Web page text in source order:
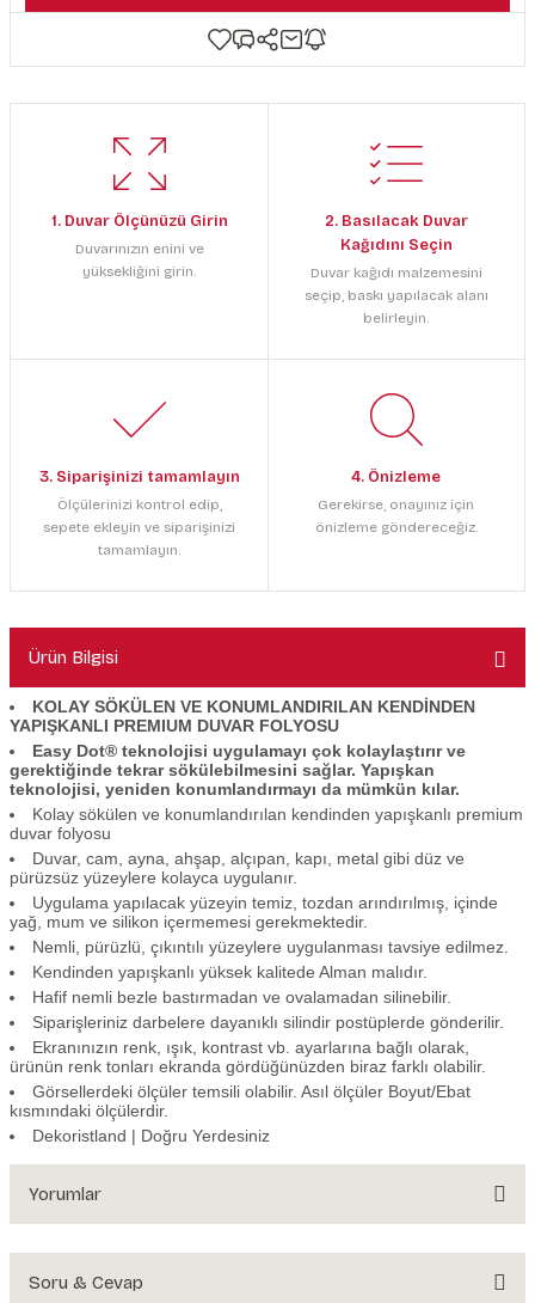
1. Duvar Ölçünüzü Girin
Duvarınızın enini ve
yüksekliğini girin.
2. Basılacak Duvar
Kağıdını Seçin
Duvar kağıdı malzemesini
seçip, baskı yapılacak alanı
belirleyin.
3. Siparişinizi tamamlayın
Ölçülerinizi kontrol edip,
sepete ekleyin ve siparişinizi
tamamlayın.
4. Önizleme
Gerekirse, onayınız için
önizleme göndereceğiz.
Ürün Bilgisi
KOLAY SÖKÜLEN VE KONUMLANDIRILAN KENDİNDEN
YAPIŞKANLI PREMIUM DUVAR FOLYOSU
Easy Dot® teknolojisi uygulamayı çok kolaylaştırır ve
gerektiğinde tekrar sökülebilmesini sağlar. Yapışkan
teknolojisi, yeniden konumlandırmayı da mümkün kılar.
Kolay sökülen ve konumlandırılan kendinden yapışkanlı premium
duvar folyosu
Duvar, cam, ayna, ahşap, alçıpan, kapı, metal gibi düz ve
pürüzsüz yüzeylere kolayca uygulanır.
Uygulama yapılacak yüzeyin temiz, tozdan arındırılmış, içinde
yağ, mum ve silikon içermemesi gerekmektedir.
Nemli, pürüzlü, çıkıntılı yüzeylere uygulanması tavsiye edilmez.
Kendinden yapışkanlı yüksek kalitede Alman malıdır.
Hafif nemli bezle bastırmadan ve ovalamadan silinebilir.
Siparişleriniz darbelere dayanıklı silindir postüplerde gönderilir.
Ekranınızın renk, ışık, kontrast vb. ayarlarına bağlı olarak,
ürünün renk tonları ekranda gördüğünüzden biraz farklı olabilir.
Görsellerdeki ölçüler temsili olabilir. Asıl ölçüler Boyut/Ebat
kısmındaki ölçülerdir.
Dekoristland | Doğru Yerdesiniz
Yorumlar
Soru & Cevap